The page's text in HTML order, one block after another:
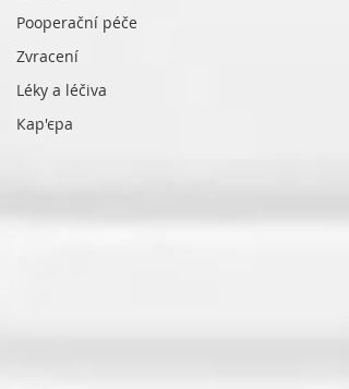
Pooperační péče
Zvracení
Léky a léčiva
Кар'єра